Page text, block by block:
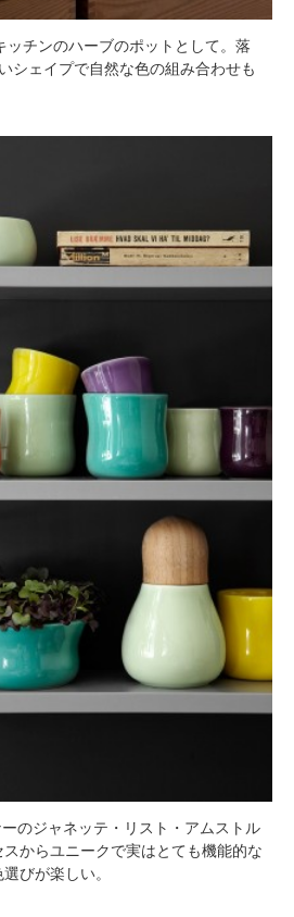
ッチンのハーブのポットとして。落
シェイプで自然な色の組み合わせも
ーのジャネッテ・リスト・アムストル
からユニークで実はとても機能的な
びが楽しい。